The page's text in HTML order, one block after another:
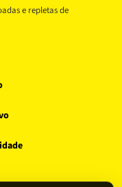
e repletas de